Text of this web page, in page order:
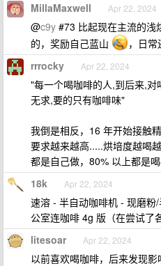
MillaMaxwell Apr 22, 2024
@c9y #73 比起现在主流的浅
的，奖励自己蓝山
，日
rrrocky Apr 22, 2024
"每一个喝咖啡的人,到后来,
无求,要的只有咖啡味"
我倒是相反，16 年开始接触
要求越来越高.....烘培度越喝
都是自己做，80% 以上都是
18k Apr 22, 2024
速溶 - 半自动咖啡机 - 现磨
公室连咖啡 4g 版（在尝试了
litesoar Apr 22, 2024
以前喜欢喝咖啡，后来发现